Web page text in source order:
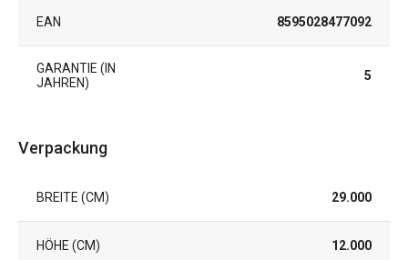
EAN 8595028477092
GARANTIE (IN
JAHREN)
5
Verpackung
BREITE (CM) 29.000
HÖHE (CM) 12.000